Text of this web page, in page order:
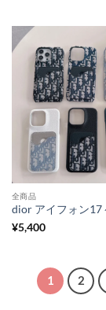
全商品
¥5,400
1 2